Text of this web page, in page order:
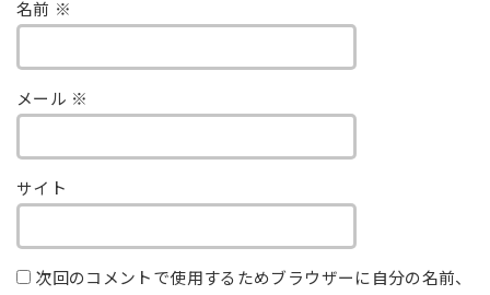
名前 ※
メール ※
サイト
次回のコメントで使用するためブラウザーに自分の名前、